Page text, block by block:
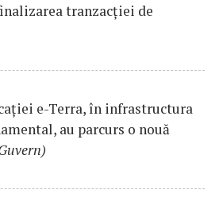
tranzacției de
e-Terra, în infrastructura
au parcurs o nouă